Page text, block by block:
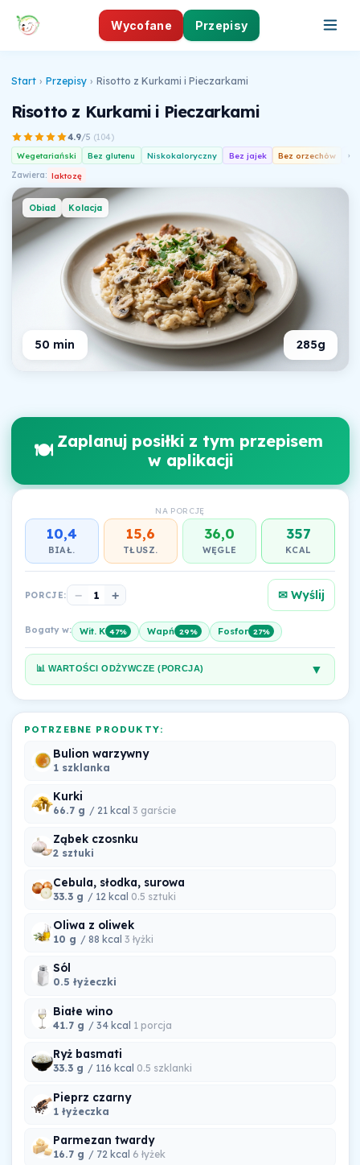
Wycofane Przepisy
Start › Przepisy › Risotto z Kurkami i Pieczarkami
Risotto z Kurkami i Pieczarkami
4.9/5 (104)
Wegetariański Bez glutenu Niskokaloryczny Bez jajek Bez orzechów ›
Zawiera: laktozę
Obiad Kolacja
50 min 285g
🍽️ Zaplanuj posiłki z tym przepisem
w aplikacji
NA PORCJĘ
10,4
BIAŁ.
15,6
TŁUSZ.
36,0
WĘGLE
357
KCAL
PORCJE: − 1 + ✉ Wyślij
Bogaty w: Wit. K 47% Wapń 29% Fosfor 27%
📊 WARTOŚCI ODŻYWCZE (PORCJA) ▼
POTRZEBNE PRODUKTY:
Bulion warzywny
1 szklanka
Kurki
66.7 g / 21 kcal 3 garście
Ząbek czosnku
2 sztuki
Cebula, słodka, surowa
33.3 g / 12 kcal 0.5 sztuki
Oliwa z oliwek
10 g / 88 kcal 3 łyżki
Sól
0.5 łyżeczki
Białe wino
41.7 g / 34 kcal 1 porcja
Ryż basmati
33.3 g / 116 kcal 0.5 szklanki
Pieprz czarny
1 łyżeczka
Parmezan twardy
16.7 g / 72 kcal 6 łyżek